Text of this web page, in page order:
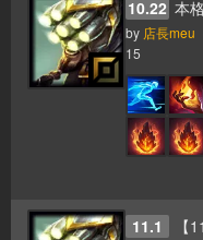
10.22 本
by 店長meu
15
11.1 【